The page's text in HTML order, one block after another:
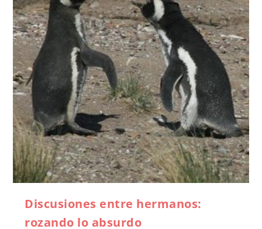
Discusiones entre hermanos:
rozando lo absurdo